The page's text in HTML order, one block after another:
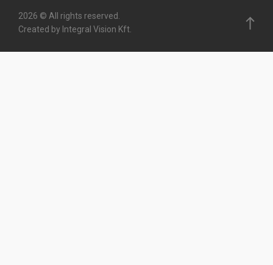
2026 © All rights reserved.
Created by Integral Vision Kft.